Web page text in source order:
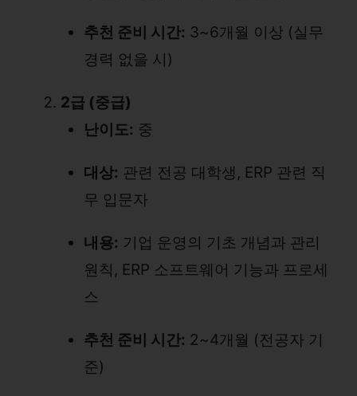
추천 준비 시간: 3~6개월 이상 (실무
경력 없을 시)
2급 (중급)
난이도: 중
대상: 관련 전공 대학생, ERP 관련 직
무 입문자
내용: 기업 운영의 기초 개념과 관리
원칙, ERP 소프트웨어 기능과 프로세
스
추천 준비 시간: 2~4개월 (전공자 기
준)